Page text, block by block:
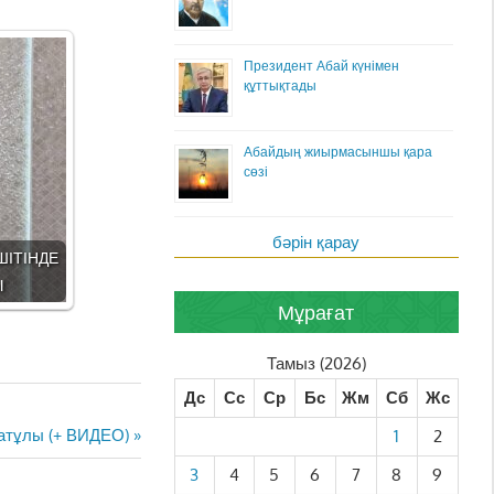
(+ ВИДЕО)
Президент Абай күнімен
құттықтады
Абайдың жиырмасыншы қара
сөзі
бәрін қарау
Мұрағат
Тамыз (2026)
Дс
Сс Ср Бс Жм Сб
Жс
1
2
3
4 5 6 7 8
9